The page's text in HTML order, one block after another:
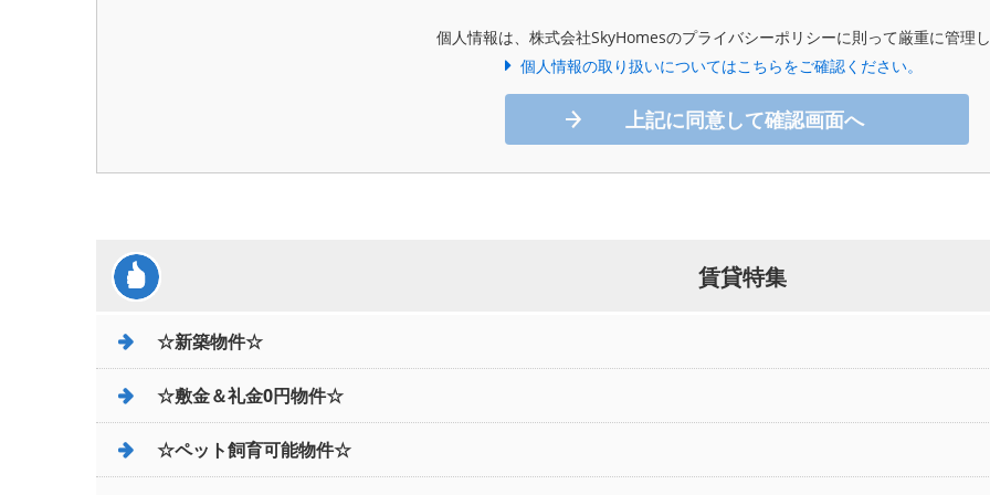
個人情報は、株式会社SkyHomesのプライバシーポリシーに則って厳重に管理
個人情報の取り扱いについてはこちらをご確認ください。
上記に同意して確認画面へ
賃貸特集
☆新築物件☆
☆敷金＆礼金0円物件☆
☆ペット飼育可能物件☆